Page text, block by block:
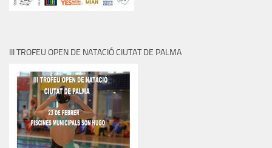
III TROFEU OPEN DE NATACIÓ CIUTAT DE PALMA